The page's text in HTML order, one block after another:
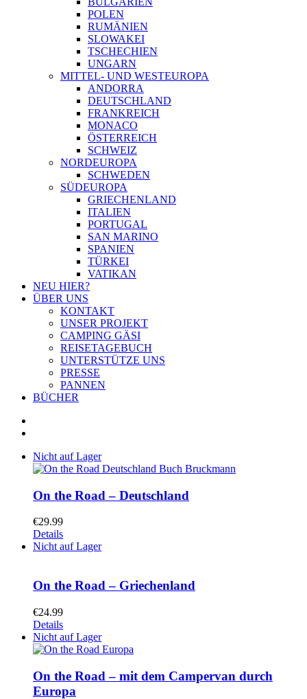
POLEN
RUMÄNIEN
SLOWAKEI
TSCHECHIEN
UNGARN
MITTEL- UND WESTEUROPA
ANDORRA
DEUTSCHLAND
FRANKREICH
MONACO
ÖSTERREICH
SCHWEIZ
NORDEUROPA
SCHWEDEN
SÜDEUROPA
GRIECHENLAND
ITALIEN
PORTUGAL
SAN MARINO
SPANIEN
TÜRKEI
VATIKAN
NEU HIER?
ÜBER UNS
KONTAKT
UNSER PROJEKT
CAMPING GÄSI
REISETAGEBUCH
UNTERSTÜTZE UNS
PRESSE
PANNEN
BÜCHER
Nicht auf Lager
On the Road – Deutschland
€29.99
Details
Nicht auf Lager
On the Road – Griechenland
€24.99
Details
Nicht auf Lager
On the Road – mit dem Campervan durch
Europa